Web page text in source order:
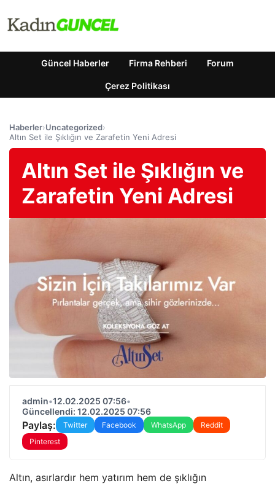
Güncel Haberler Firma Rehberi Forum
Çerez Politikası
Haberler›Uncategorized›
Altın Set ile Şıklığın ve Zarafetin Yeni Adresi
Altın Set ile Şıklığın ve
Zarafetin Yeni Adresi
admin•12.02.2025 07:56•
Güncellendi: 12.02.2025 07:56
Paylaş: Twitter Facebook WhatsApp
Reddit
Pinterest
Altın, asırlardır hem yatırım hem de şıklığın